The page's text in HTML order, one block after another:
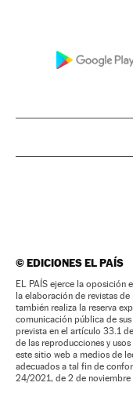
©EDICIONES EL PAÍS
EL PAÍS ejerce la oposición
la elaboración de revistas
también realiza la reserva
comunicación pública de
prevista en el artículo 33.1
de las reproducciones y
este sitio web a medios de
adecuados a tal fin de
24/2021, de 2 de noviembre